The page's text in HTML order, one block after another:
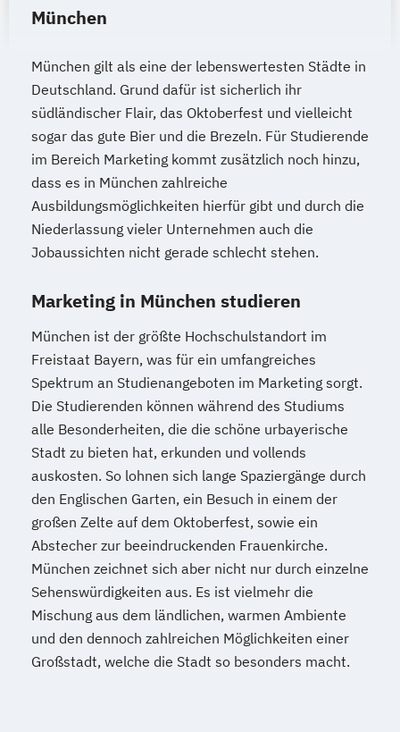
München
München gilt als eine der lebenswertesten Städte in
Deutschland. Grund dafür ist sicherlich ihr
südländischer Flair, das Oktoberfest und vielleicht
sogar das gute Bier und die Brezeln. Für Studierende
im Bereich Marketing kommt zusätzlich noch hinzu,
dass es in München zahlreiche
Ausbildungsmöglichkeiten hierfür gibt und durch die
Niederlassung vieler Unternehmen auch die
Jobaussichten nicht gerade schlecht stehen.
Marketing in München studieren
München ist der größte Hochschulstandort im
Freistaat Bayern, was für ein umfangreiches
Spektrum an Studienangeboten im Marketing sorgt.
Die Studierenden können während des Studiums
alle Besonderheiten, die die schöne urbayerische
Stadt zu bieten hat, erkunden und vollends
auskosten. So lohnen sich lange Spaziergänge durch
den Englischen Garten, ein Besuch in einem der
großen Zelte auf dem Oktoberfest, sowie ein
Abstecher zur beeindruckenden Frauenkirche.
München zeichnet sich aber nicht nur durch einzelne
Sehenswürdigkeiten aus. Es ist vielmehr die
Mischung aus dem ländlichen, warmen Ambiente
und den dennoch zahlreichen Möglichkeiten einer
Großstadt, welche die Stadt so besonders macht.